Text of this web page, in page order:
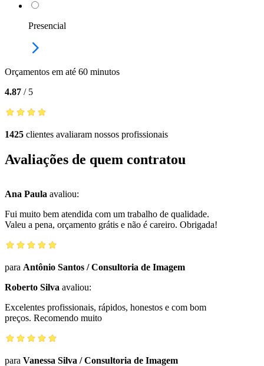
Presencial
Orçamentos em até 60 minutos
4.87 / 5
1425 clientes avaliaram nossos profissionais
Avaliações de quem contratou
Ana Paula avaliou:
Fui muito bem atendida com um trabalho de qualidade.
Valeu a pena, orçamento grátis e não é careiro. Obrigada!
para Antônio Santos /Consultoria de Imagem
Roberto Silva avaliou:
Excelentes profissionais, rápidos, honestos e com bom
preços. Recomendo muito
para Vanessa Silva /Consultoria de Imagem